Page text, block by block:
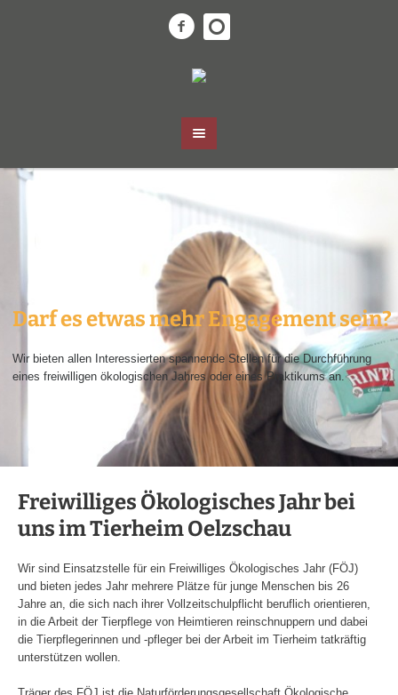
Darf es etwas mehr Engagement sein?
Wir bieten allen Interessierten spannende Stellen für die Durchführung
eines freiwilligen ökologischen Jahres oder eines Praktikums an.
Freiwilliges Ökologisches Jahr bei
uns im Tierheim Oelzschau
Wir sind Einsatzstelle für ein Freiwilliges Ökologisches Jahr (FÖJ)
und bieten jedes Jahr mehrere Plätze für junge Menschen bis 26
Jahre an, die sich nach ihrer Vollzeitschulpflicht beruflich orientieren,
in die Arbeit der Tierpflege von Heimtieren reinschnuppern und dabei
die Tierpflegerinnen und -pfleger bei der Arbeit im Tierheim tatkräftig
unterstützen wollen.